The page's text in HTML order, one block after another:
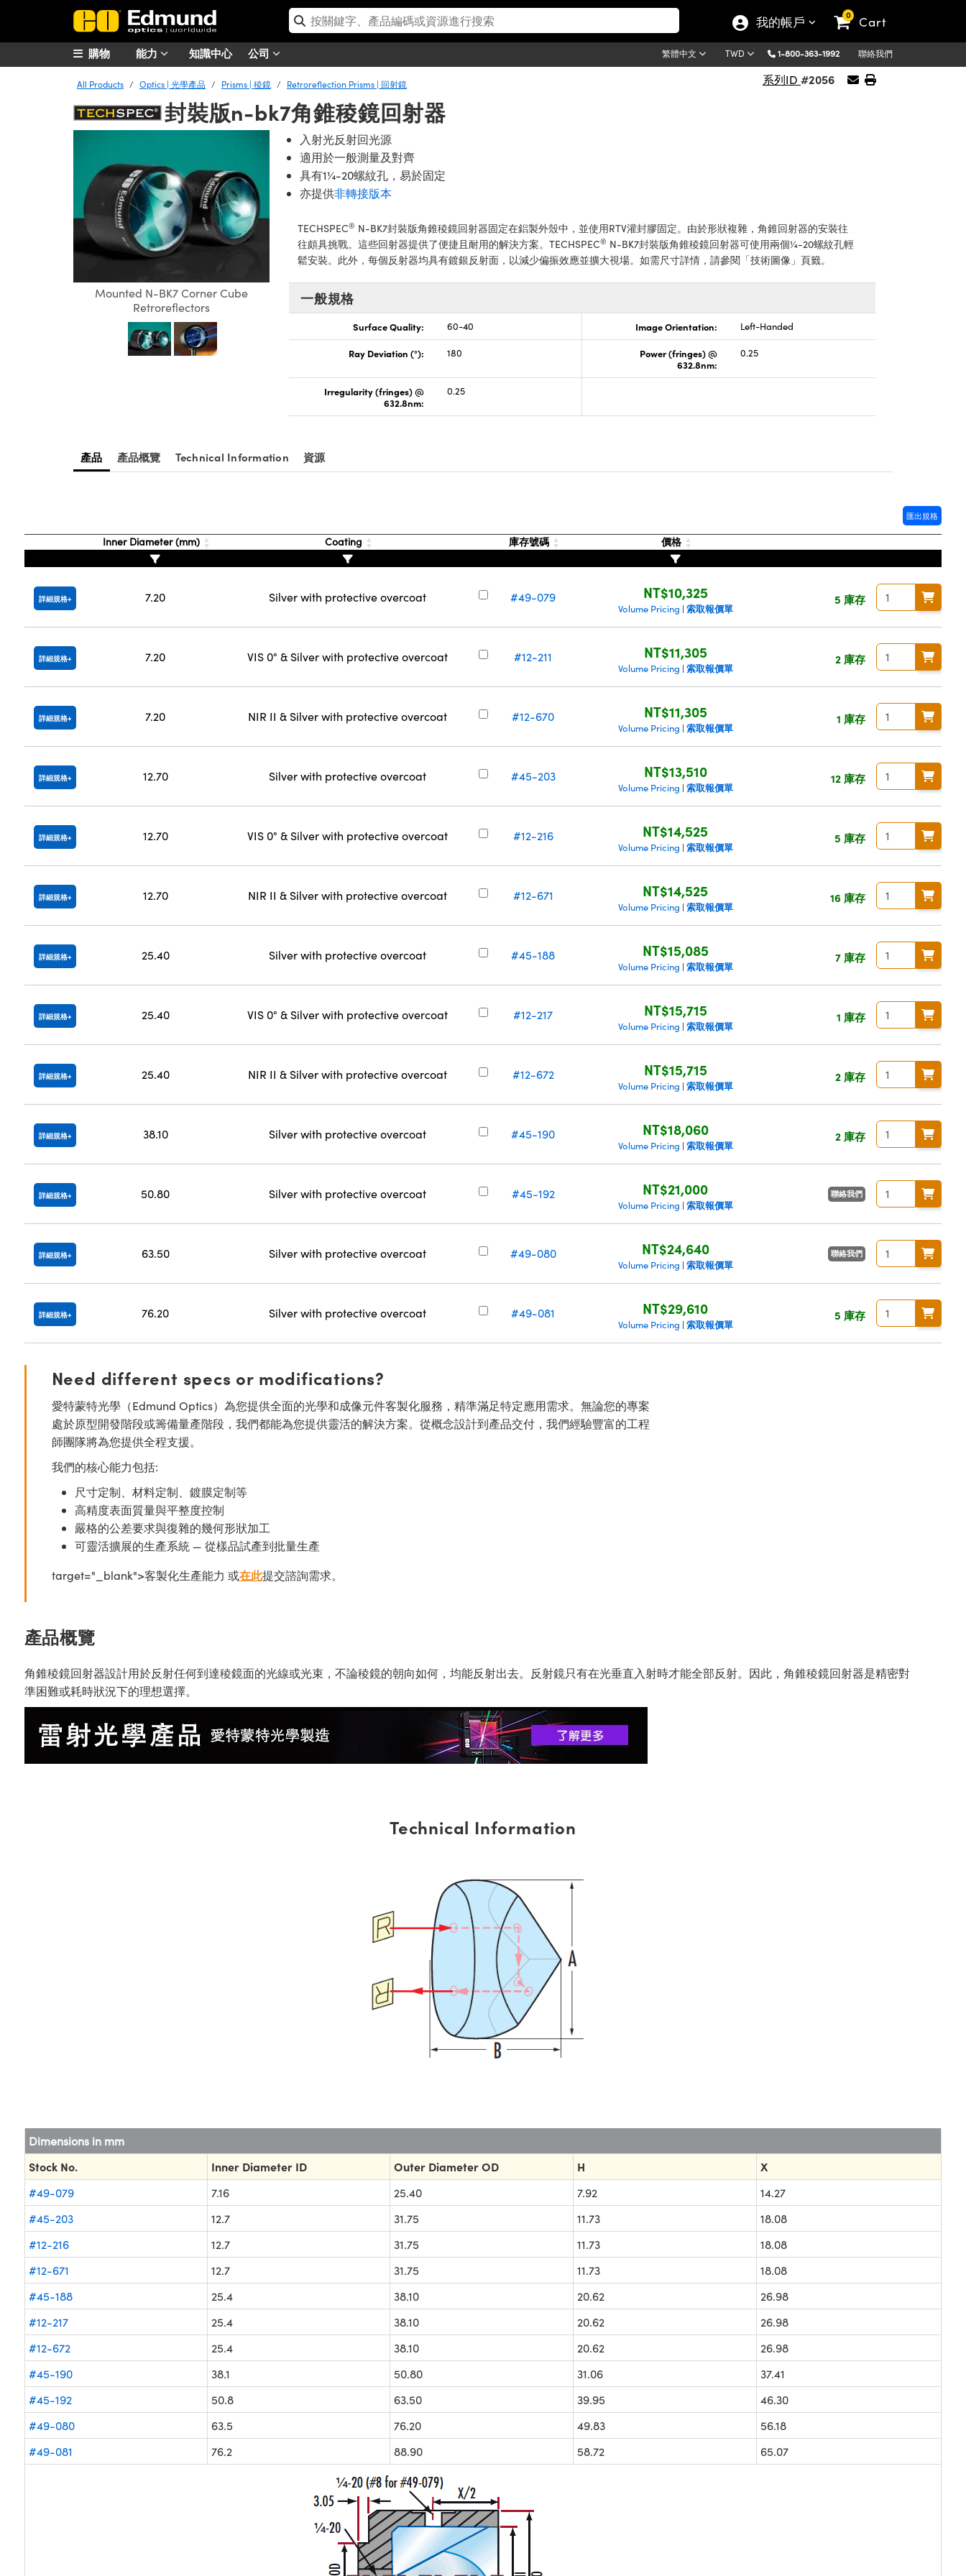
我的帳戶 0 Cart
能力 知識中心 公司 繁體中文 TWD 1-800-363-1992 聯絡我們
購物
All Products Optics | 光學產品 Prisms | 稜鏡 Retroreflection Prisms | 回射鏡 系列ID #2056
封裝版n-bk7角錐稜鏡回射器
Mounted N-BK7 Corner Cube
Retroreflectors
入射光反射回光源
適用於一般測量及對齊
具有1¼-20螺紋孔，易於固定
亦提供非轉接版本
TECHSPEC® N-BK7封裝版角錐稜鏡回射器固定在鋁製外殼中，並使用RTV灌封膠固定。由於形狀複雜，角錐回射器的安裝往
往頗具挑戰。這些回射器提供了便捷且耐用的解決方案。TECHSPEC® N-BK7封裝版角錐稜鏡回射器可使用兩個¼-20螺紋孔輕
鬆安裝。此外，每個反射器均具有鍍銀反射面，以減少偏振效應並擴大視場。如需尺寸詳情，請參閱「技術圖像」頁籤。
一般規格
Surface Quality: 60-40 Image Orientation: Left-Handed
Ray Deviation (°): 180
Power (fringes) @
632.8nm:
0.25
Irregularity (fringes) @
632.8nm:
0.25
產品 產品概覽 Technical Information 資源
匯出規格
Inner Diameter (mm) Coating 庫存號碼 價格
詳細規格 7.20 Silver with protective overcoat #49-079 NT$10,325
Volume Pricing | 索取報價單
5 庫存
詳細規格 7.20 VIS 0° & Silver with protective overcoat #12-211 NT$11,305
Volume Pricing | 索取報價單
2 庫存
詳細規格 7.20 NIR II & Silver with protective overcoat #12-670 NT$11,305
Volume Pricing | 索取報價單
1 庫存
詳細規格 12.70 Silver with protective overcoat #45-203 NT$13,510
Volume Pricing | 索取報價單
12 庫存
詳細規格 12.70 VIS 0° & Silver with protective overcoat #12-216 NT$14,525
Volume Pricing | 索取報價單
5 庫存
詳細規格 12.70 NIR II & Silver with protective overcoat #12-671 NT$14,525
Volume Pricing | 索取報價單
16 庫存
詳細規格 25.40 Silver with protective overcoat #45-188 NT$15,085
Volume Pricing | 索取報價單
7 庫存
詳細規格 25.40 VIS 0° & Silver with protective overcoat #12-217 NT$15,715
Volume Pricing | 索取報價單
1 庫存
詳細規格 25.40 NIR II & Silver with protective overcoat #12-672 NT$15,715
Volume Pricing | 索取報價單
2 庫存
詳細規格 38.10 Silver with protective overcoat #45-190 NT$18,060
Volume Pricing | 索取報價單
2 庫存
詳細規格 50.80 Silver with protective overcoat #45-192 NT$21,000
Volume Pricing | 索取報價單
聯絡我們
詳細規格 63.50 Silver with protective overcoat #49-080 NT$24,640
Volume Pricing | 索取報價單
聯絡我們
詳細規格 76.20 Silver with protective overcoat #49-081 NT$29,610
Volume Pricing | 索取報價單
5 庫存
Need different specs or modifications?
愛特蒙特光學（Edmund Optics）為您提供全面的光學和成像元件客製化服務，精準滿足特定應用需求。無論您的專案
處於原型開發階段或籌備量產階段，我們都能為您提供靈活的解決方案。從概念設計到產品交付，我們經驗豐富的工程
師團隊將為您提供全程支援。
我們的核心能力包括:
尺寸定制、材料定制、鍍膜定制等
高精度表面質量與平整度控制
嚴格的公差要求與復雜的幾何形狀加工
可靈活擴展的生產系統 — 從樣品試產到批量生產
target="_blank">客製化生產能力 或在此提交諮詢需求。
產品概覽
角錐稜鏡回射器設計用於反射任何到達稜鏡面的光線或光束，不論稜鏡的朝向如何，均能反射出去。反射鏡只有在光垂直入射時才能全部反射。因此，角錐稜鏡回射器是精密對
準困難或耗時狀況下的理想選擇。
Technical Information
Dimensions in mm
Stock No. Inner Diameter ID Outer Diameter OD H X
#49-079 7.16 25.40 7.92
14.27
#45-203
12.7 31.75 11.73
18.08
#12-216
12.7 31.75 11.73
18.08
#12-671
12.7 31.75 11.73
18.08
#45-188
25.4 38.10 20.62
26.98
#12-217
25.4 38.10 20.62
26.98
#12-672
25.4 38.10 20.62
26.98
#45-190
38.1 50.80 31.06
37.41
#45-192
50.8 63.50 39.95
46.30
#49-080
63.5 76.20 49.83
56.18
#49-081
76.2 88.90 58.72 65.07